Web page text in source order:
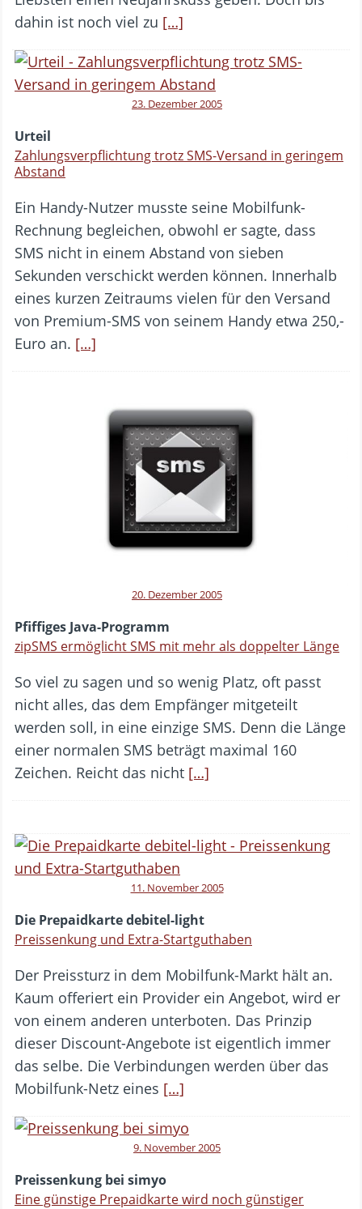
dahin ist noch viel zu […]
23. Dezember 2005
Urteil
Zahlungsverpflichtung trotz SMS-Versand in geringem
Abstand
Ein Handy-Nutzer musste seine Mobilfunk-
Rechnung begleichen, obwohl er sagte, dass
SMS nicht in einem Abstand von sieben
Sekunden verschickt werden können. Innerhalb
eines kurzen Zeitraums vielen für den Versand
von Premium-SMS von seinem Handy etwa 250,-
Euro an. […]
20. Dezember 2005
Pfiffiges Java-Programm
zipSMS ermöglicht SMS mit mehr als doppelter Länge
So viel zu sagen und so wenig Platz, oft passt
nicht alles, das dem Empfänger mitgeteilt
werden soll, in eine einzige SMS. Denn die Länge
einer normalen SMS beträgt maximal 160
Zeichen. Reicht das nicht […]
11. November 2005
Die Prepaidkarte debitel-light
Preissenkung und Extra-Startguthaben
Der Preissturz in dem Mobilfunk-Markt hält an.
Kaum offeriert ein Provider ein Angebot, wird er
von einem anderen unterboten. Das Prinzip
dieser Discount-Angebote ist eigentlich immer
das selbe. Die Verbindungen werden über das
Mobilfunk-Netz eines […]
9. November 2005
Preissenkung bei simyo
Eine günstige Prepaidkarte wird noch günstiger